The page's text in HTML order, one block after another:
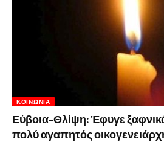
ΚΟΙΝΩΝΊΑ
Εύβοια-Θλίψη: Έφυγε
πολύ αγαπητός